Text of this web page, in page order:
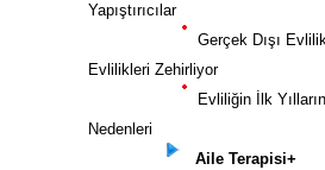
Yapıştırıcılar
Gerçek Dışı
Evlilikleri Zehirliyor
Evliliğin İlk
Nedenleri
Aile Terapisi+